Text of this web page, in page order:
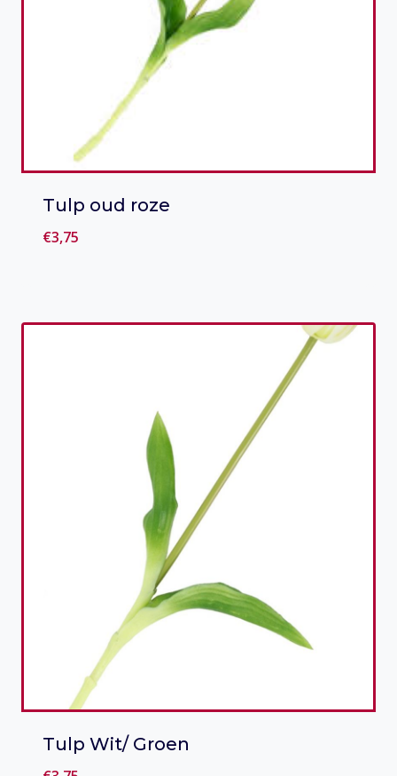
Tulp oud roze
€3,75
Tulp Wit/ Groen